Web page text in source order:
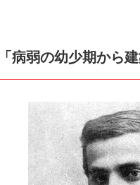
病弱の幼少期から建